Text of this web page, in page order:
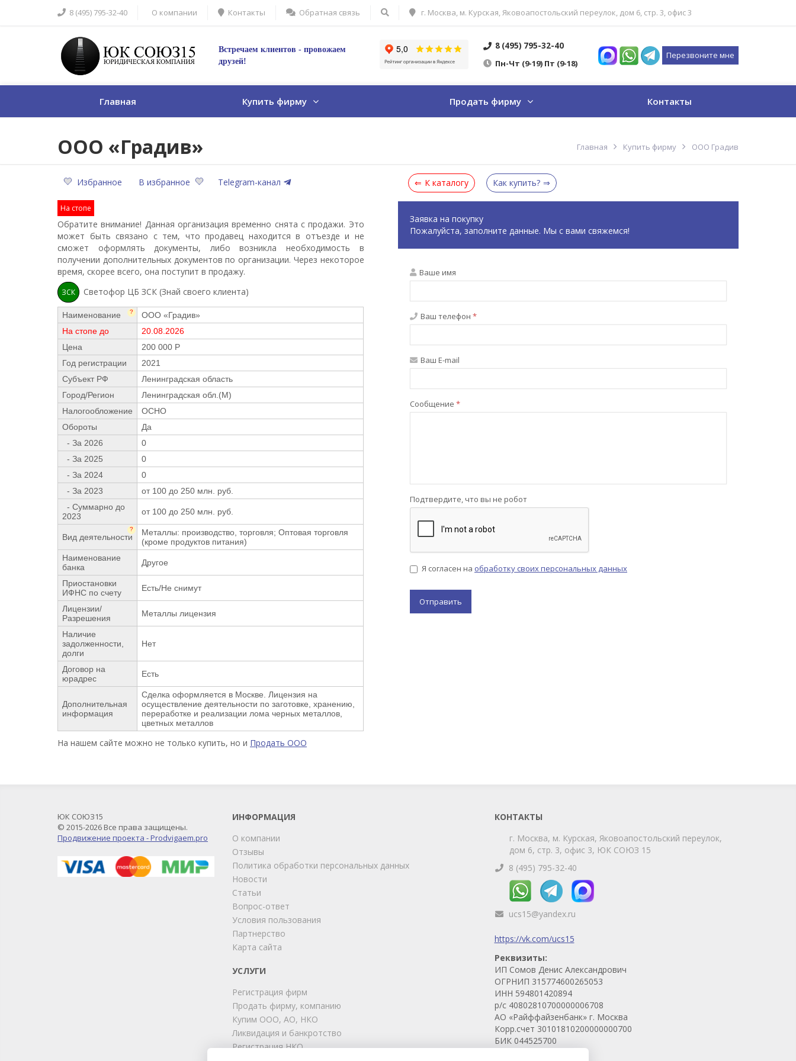
8 (495) 795-32-40 О компании Контакты Обратная связь г. Москва, м. Курская, Яковоапостольский переулок, дом 6, стр. 3, офис 3
Встречаем клиентов - провожаем
друзей!
8 (495) 795-32-40
Пн-Чт (9-19) Пт (9-18)
Перезвоните мне
Главная Купить фирму Продать фирму Контакты
ООО «Градив» Главная Купить фирму ООО Градив
Избранное В избранное Telegram-канал
На стопе
Обратите внимание! Данная организация временно снята с продажи. Это
может быть связано с тем, что продавец находится в отъезде и не
сможет оформлять документы, либо возникла необходимость в
получении дополнительных документов по организации. Через некоторое
время, скорее всего, она поступит в продажу.
ЗСК Светофор ЦБ ЗСК (Знай своего клиента)
Наименование ?
ООО «Градив»
На стопе до
20.08.2026
Цена
200 000 Р
Год регистрации
2021
Субъект РФ
Ленинградская область
Город/Регион
Ленинградская обл.(М)
Налогообложение
ОСНО
Обороты
Да
- За 2026
0
- За 2025
0
- За 2024
0
- За 2023
от 100 до 250 млн. руб.
- Суммарно до
2023
от 100 до 250 млн. руб.
Вид деятельности
?
Металлы: производство, торговля; Оптовая торговля
(кроме продуктов питания)
Наименование
банка
Другое
Приостановки
ИФНС по счету
Есть/Не снимут
Лицензии/
Разрешения
Металлы лицензия
Наличие
задолженности,
долги
Нет
Договор на
юрадрес
Есть
Дополнительная
информация
Сделка оформляется в Москве. Лицензия на
осуществление деятельности по заготовке, хранению,
переработке и реализации лома черных металлов,
цветных металлов
На нашем сайте можно не только купить, но и Продать ООО
К каталогу Как купить?
Заявка на покупку
Пожалуйста, заполните данные. Мы с вами свяжемся!
Ваше имя
Ваш телефон *
Ваш E-mail
Сообщение *
Подтвердите, что вы не робот
Я согласен на обработку своих персональных данных
ИНФОРМАЦИЯ
О компании
Отзывы
Политика обработки персональных данных
Новости
Статьи
Вопрос-ответ
Условия пользования
Партнерство
Карта сайта
УСЛУГИ
Регистрация фирм
Продать фирму, компанию
Купим ООО, АО, НКО
Ликвидация и банкротство
Регистрация НКО
КОНТАКТЫ
г. Москва, м. Курская, Яковоапостольский переулок,
дом 6, стр. 3, офис 3, ЮК СОЮЗ 15
8 (495) 795-32-40
ucs15@yandex.ru
https://vk.com/ucs15
Реквизиты:
ИП Сомов Денис Александрович
ОГРНИП 315774600265053
ИНН 594801420894
р/с 40802810700000006708
АО «Райффайзенбанк» г. Москва
Корр.счет 30101810200000000700
БИК 044525700
ЮК СОЮЗ15
© 2015-2026 Все права защищены.
Продвижение проекта - Prodvigaem.pro
Telegram Max
Телефон